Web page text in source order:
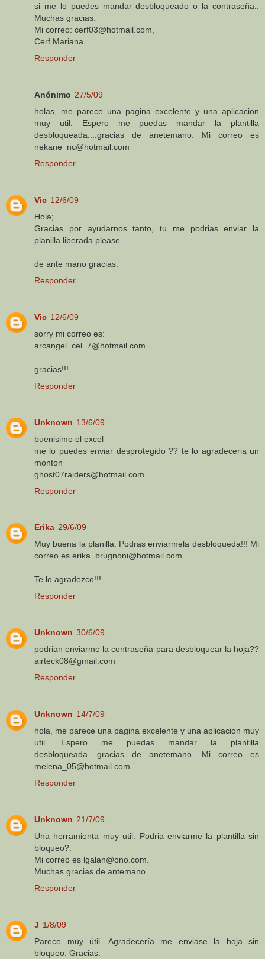
si me lo puedes mandar desbloqueado o la contraseña..
Muchas gracias.
Mi correo: cerf03@hotmail.com,
Cerf Mariana
Responder
Anónimo 27/5/09
holas, me parece una pagina excelente y una aplicacion
muy util. Espero me puedas mandar la plantilla
desbloqueada....gracias de anetemano. Mi correo es
nekane_nc@hotmail.com
Responder
Vic 12/6/09
Hola;
Gracias por ayudarnos tanto, tu me podrias enviar la
planilla liberada please...
de ante mano gracias.
Responder
Vic 12/6/09
sorry mi correo es:
arcangel_cel_7@hotmail.com
gracias!!!
Responder
Unknown 13/6/09
buenisimo el excel
me lo puedes enviar desprotegido ?? te lo agradeceria un
monton
ghost07raiders@hotmail.com
Responder
Erika 29/6/09
Muy buena la planilla. Podras enviarmela desbloqueda!!! Mi
correo es erika_brugnoni@hotmail.com.
Te lo agradezco!!!
Responder
Unknown 30/6/09
podrian enviarme la contraseña para desbloquear la hoja??
airteck08@gmail.com
Responder
Unknown 14/7/09
hola, me parece una pagina excelente y una aplicacion muy
util. Espero me puedas mandar la plantilla
desbloqueada....gracias de anetemano. Mi correo es
melena_05@hotmail.com
Responder
Unknown 21/7/09
Una herramienta muy util. Podria enviarme la plantilla sin
bloqueo?.
Mi correo es lgalan@ono.com.
Muchas gracias de antemano.
Responder
J 1/8/09
Parece muy útil. Agradecería me enviase la hoja sin
bloqueo. Gracias.